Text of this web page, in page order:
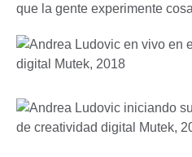
que la gente experimente